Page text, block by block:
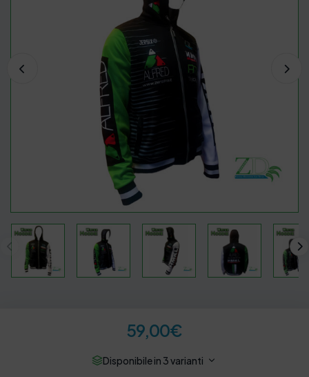
59,00€
Disponibile in 3 varianti